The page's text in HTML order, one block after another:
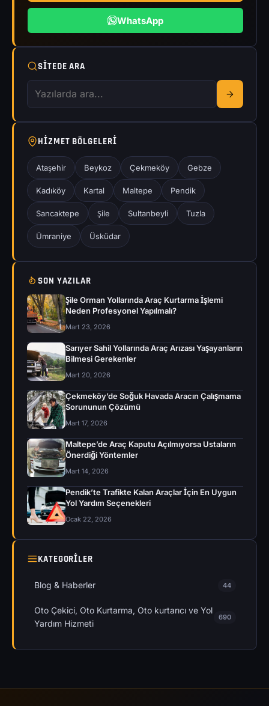
WhatsApp
SITEDE ARA
HIZMET BÖLGELERI
Ataşehir Beykoz Çekmeköy Gebze
Kadıköy Kartal Maltepe Pendik
Sancaktepe Şile Sultanbeyli Tuzla
Ümraniye Üsküdar
SON YAZILAR
Şile Orman Yollarında Araç Kurtarma İşlemi
Neden Profesyonel Yapılmalı?
Mart 23, 2026
Sarıyer Sahil Yollarında Araç Arızası Yaşayanların
Bilmesi Gerekenler
Mart 20, 2026
Çekmeköy’de Soğuk Havada Aracın Çalışmama
Sorununun Çözümü
Mart 17, 2026
Maltepe’de Araç Kaputu Açılmıyorsa Ustaların
Önerdiği Yöntemler
Mart 14, 2026
Pendik’te Trafikte Kalan Araçlar İçin En Uygun
Yol Yardım Seçenekleri
Ocak 22, 2026
KATEGORILER
Blog & Haberler 44
Oto Çekici, Oto Kurtarma, Oto kurtarıcı ve Yol
Yardım Hizmeti
690